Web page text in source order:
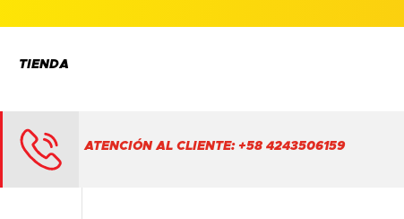
TIENDA
ATENCIÓN AL CLIENTE: +58 4243506159